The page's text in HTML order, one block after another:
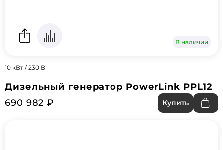
В наличии
10 кВт / 230 В
Дизельный генератор PowerLink PPL12
690 982 ₽
Купить